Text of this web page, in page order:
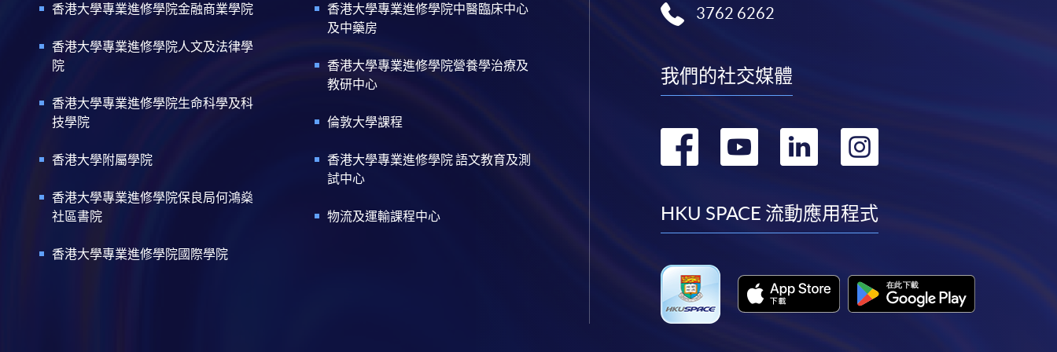
香港大學專業進修學院金融商業學院
香港大學專業進修學院人文及法律學
院
香港大學專業進修學院生命科學及科
技學院
香港大學附屬學院
香港大學專業進修學院保良局何鴻燊
社區書院
香港大學專業進修學院國際學院
香港大學專業進修學院中醫臨床中心
及中藥房
香港大學專業進修學院營養學治療及
教研中心
倫敦大學課程
香港大學專業進修學院 語文教育及測
試中心
物流及運輸課程中心
3762 6262
我們的社交媒體
轉
facebook
轉
youtube
轉
linkedin
轉
instagram
HKU SPACE 流動應用程式